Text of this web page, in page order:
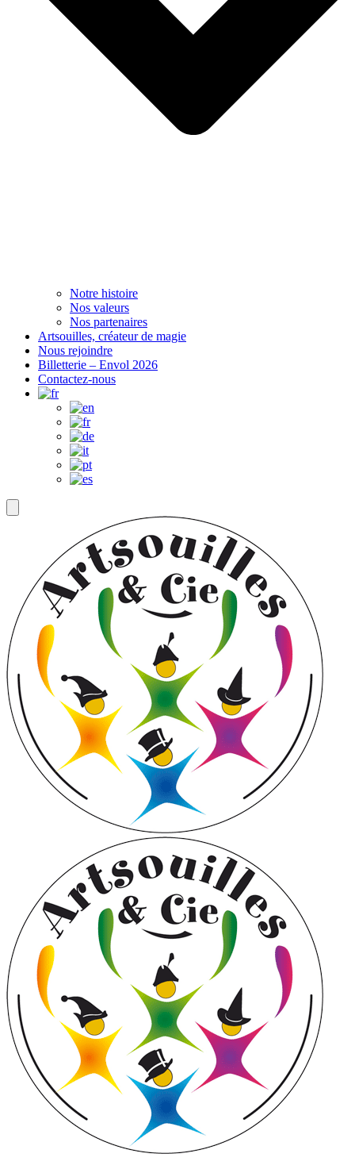
Notre histoire
Nos valeurs
Nos partenaires
Artsouilles, créateur de magie
Nous rejoindre
Billetterie – Envol 2026
Contactez-nous